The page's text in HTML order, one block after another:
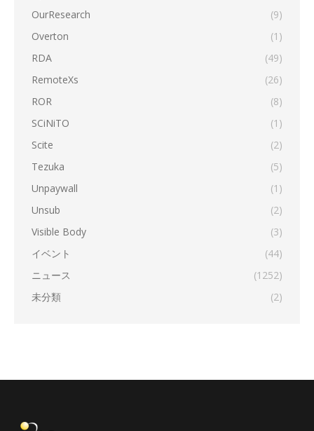
OurResearch
(9)
Overton
(1)
RDA
(49)
RemoteXs
(26)
ROR
(8)
SCiNiTO
(1)
Scite
(2)
Tezuka
(5)
Unpaywall
(1)
Unsub
(2)
Visible Body
(3)
イベント
(44)
ニュース
(1252)
未分類
(2)